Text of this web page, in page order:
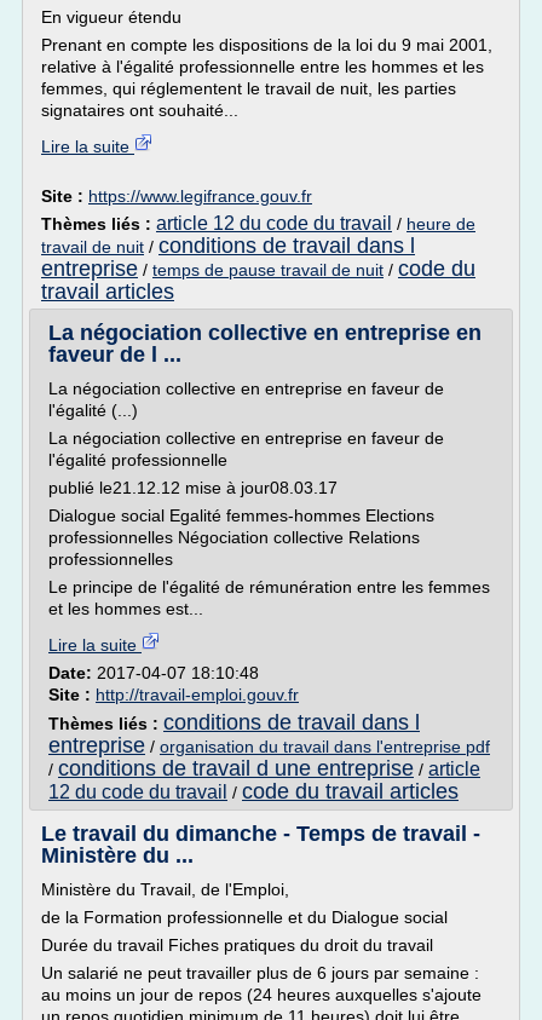
En vigueur étendu
Prenant en compte les dispositions de la loi du 9 mai 2001,
relative à l'égalité professionnelle entre les hommes et les
femmes, qui réglementent le travail de nuit, les parties
signataires ont souhaité...
Lire la suite
Site : https://www.legifrance.gouv.fr
Thèmes liés : article 12 du code du travail / heure de
travail de nuit / conditions de travail dans l
entreprise / temps de pause travail de nuit / code du
travail articles
La négociation collective en entreprise en
faveur de l ...
La négociation collective en entreprise en faveur de
l'égalité (...)
La négociation collective en entreprise en faveur de
l'égalité professionnelle
publié le21.12.12 mise à jour08.03.17
Dialogue social Egalité femmes-hommes Elections
professionnelles Négociation collective Relations
professionnelles
Le principe de l'égalité de rémunération entre les femmes
et les hommes est...
Lire la suite
Date: 2017-04-07 18:10:48
Site : http://travail-emploi.gouv.fr
Thèmes liés : conditions de travail dans l
entreprise / organisation du travail dans l'entreprise pdf
/ conditions de travail d une entreprise / article
12 du code du travail / code du travail articles
Le travail du dimanche - Temps de travail -
Ministère du ...
Ministère du Travail, de l'Emploi,
de la Formation professionnelle et du Dialogue social
Durée du travail Fiches pratiques du droit du travail
Un salarié ne peut travailler plus de 6 jours par semaine :
au moins un jour de repos (24 heures auxquelles s'ajoute